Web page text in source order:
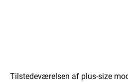
Tilstedeværelsen af plus-size